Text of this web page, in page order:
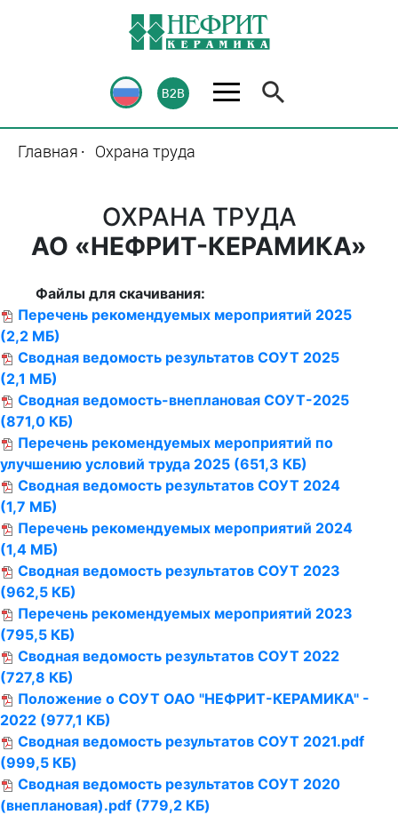
Главная Охрана труда
ОХРАНА ТРУДА
АО «НЕФРИТ-КЕРАМИКА»
Файлы для скачивания:
Перечень рекомендуемых мероприятий 2025
(2,2 МБ)
Сводная ведомость результатов СОУТ 2025
(2,1 МБ)
Сводная ведомость-внеплановая СОУТ-2025
(871,0 КБ)
Перечень рекомендуемых мероприятий по
улучшению условий труда 2025 (651,3 КБ)
Сводная ведомость результатов СОУТ 2024
(1,7 МБ)
Перечень рекомендуемых мероприятий 2024
(1,4 МБ)
Сводная ведомость результатов СОУТ 2023
(962,5 КБ)
Перечень рекомендуемых мероприятий 2023
(795,5 КБ)
Сводная ведомость результатов СОУТ 2022
(727,8 КБ)
Положение о СОУТ ОАО "НЕФРИТ-КЕРАМИКА" -
2022 (977,1 КБ)
Сводная ведомость результатов СОУТ 2021.pdf
(999,5 КБ)
Сводная ведомость результатов СОУТ 2020
(внеплановая).pdf (779,2 КБ)